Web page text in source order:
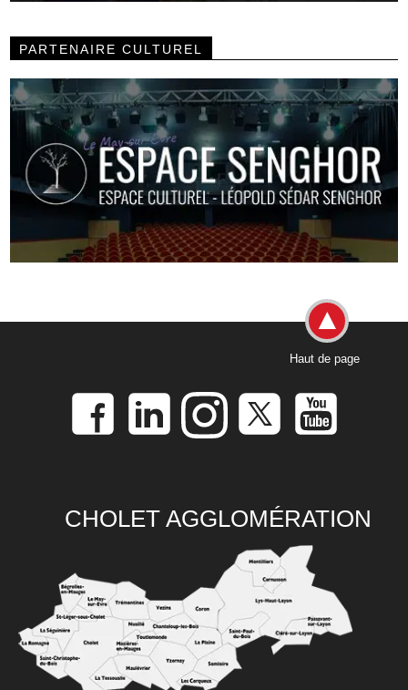
PARTENAIRE CULTUREL
Haut de page
CHOLET AGGLOMÉRATION